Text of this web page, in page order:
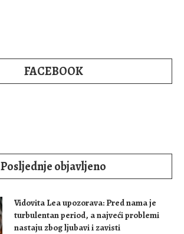
FACEBOOK
Posljednje objavljeno
Vidovita Lea upozorava: Pred nama je
turbulentan period, a najveći problemi
nastaju zbog ljubavi i zavisti